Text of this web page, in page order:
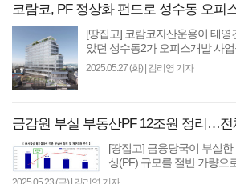
코람코, PF 정상화 펀드로 성수동 오피
[땅집고] 코람코자산운용이 태
았던 성수동2가 오피스개발 사업
나선다고 27일 밝
2025.05.27 (화)| 김리영 기자
금감원 부실 부동산PF 12조원 정리…전
[땅집고] 금융당국이 부실
싱(PF) 규모를 절반 가량으
9000억원 규모의 부실 부동